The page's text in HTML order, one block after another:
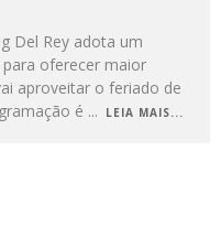
Del Rey adota um
oferecer maior
aproveitar o feriado de
é ... LEIA MAIS...